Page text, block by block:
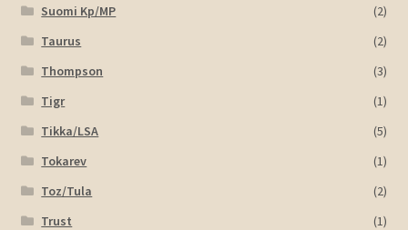
Suomi Kp/MP
(2)
Taurus
(2)
Thompson
(3)
Tigr
(1)
Tikka/LSA
(5)
Tokarev
(1)
Toz/Tula
(2)
Trust
(1)